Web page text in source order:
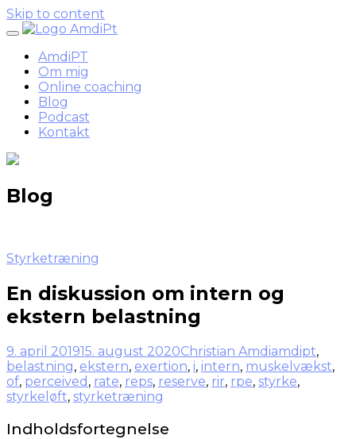
Skip to content
AmdiPT
Om mig
Online coaching
Blog
Podcast
Kontakt
Blog
Styrketræning
En diskussion om intern og
ekstern belastning
9. april 201915. august 2020Christian Amdiamdipt,
belastning, ekstern, exertion, i, intern, muskelvækst,
of, perceived , rate, reps, reserve, rir, rpe, styrke,
styrkeløft, styrketræning
Indholdsfortegnelse